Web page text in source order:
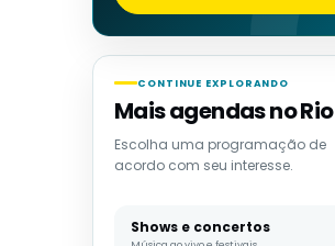
CONTINUE EXPLORANDO
Mais agendas no Rio
Escolha uma programação de
acordo com seu interesse.
Shows e concertos